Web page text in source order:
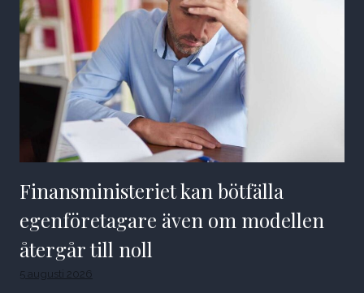
Finansministeriet kan bötfälla
egenföretagare även om modellen
återgår till noll
5 augusti 2026